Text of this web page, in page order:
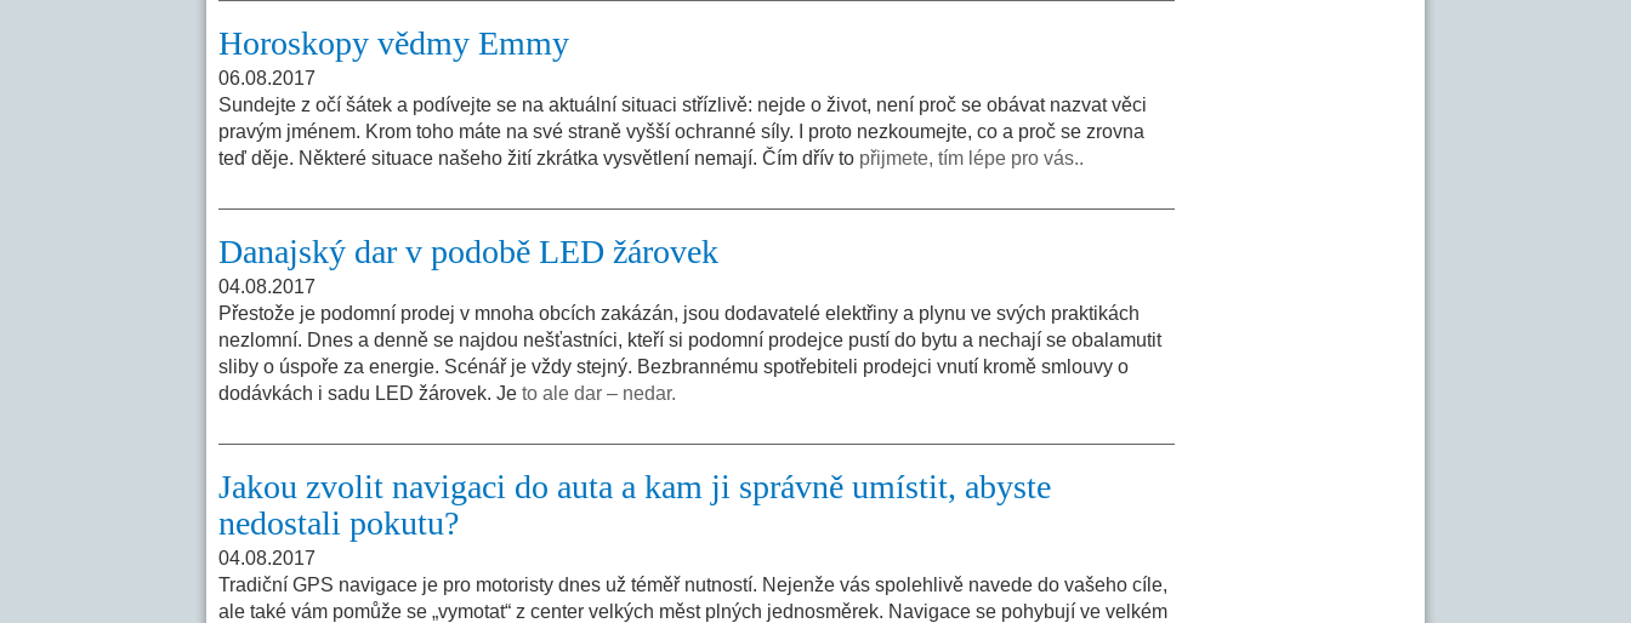
Horoskopy vědmy Emmy
06.08.2017
Sundejte z očí šátek a podívejte se na aktuální situaci střízlivě: nejde o život, není proč se obávat nazvat věci
pravým jménem. Krom toho máte na své straně vyšší ochranné síly. I proto nezkoumejte, co a proč se zrovna
teď děje. Některé situace našeho žití zkrátka vysvětlení nemají. Čím dřív to přijmete, tím lépe pro vás..
Danajský dar v podobě LED žárovek
04.08.2017
Přestože je podomní prodej v mnoha obcích zakázán, jsou dodavatelé elektřiny a plynu ve svých praktikách
nezlomní. Dnes a denně se najdou nešťastníci, kteří si podomní prodejce pustí do bytu a nechají se obalamutit
sliby o úspoře za energie. Scénář je vždy stejný. Bezbrannému spotřebiteli prodejci vnutí kromě smlouvy o
dodávkách i sadu LED žárovek. Je to ale dar – nedar.
Jakou zvolit navigaci do auta a kam ji správně umístit, abyste
nedostali pokutu?
04.08.2017
Tradiční GPS navigace je pro motoristy dnes už téměř nutností. Nejenže vás spolehlivě navede do vašeho cíle,
ale také vám pomůže se „vymotat“ z center velkých měst plných jednosměrek. Navigace se pohybují ve velkém